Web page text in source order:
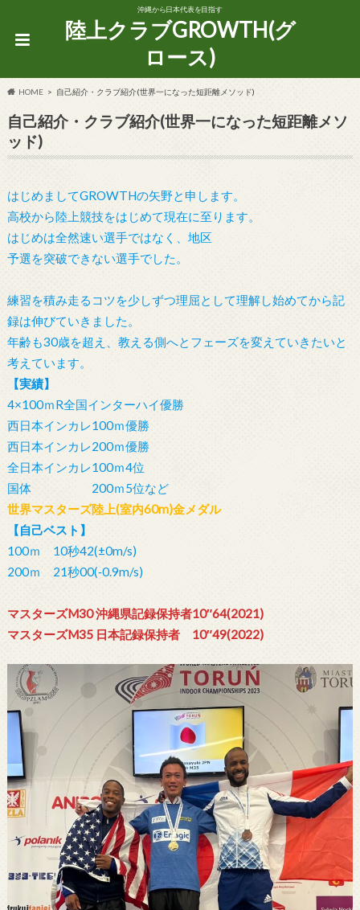
沖縄から日本代表を目指す
陸上クラブGROWTH(グ
ロース)
HOME 自己紹介・クラブ紹介(世界一になった短距離メソッド)
自己紹介・クラブ紹介(世界一になった短距離メソ
ッド)
はじめましてGROWTHの矢野と申します。
高校から陸上競技をはじめて現在に至ります。
はじめは全然速い選手ではなく、地区
予選を突破できない選手でした。
練習を積み走るコツを少しずつ理屈として理解し始めてから記
録は伸びていきました。
年齢も30歳を超え、教える側へとフェーズを変えていきたいと
考えています。
【実績】
4×100ｍR全国インターハイ優勝
西日本インカレ100ｍ優勝
西日本インカレ200ｍ優勝
全日本インカレ100ｍ4位
国体 200ｍ5位など
世界マスターズ陸上(室内60m)金メダル
【自己ベスト】
100ｍ 10秒42(±0m/s)
200ｍ 21秒00(‐0.9m/s)
マスターズM30 沖縄県記録保持者10″64(2021)
マスターズM35 日本記録保持者 10″49(2022)